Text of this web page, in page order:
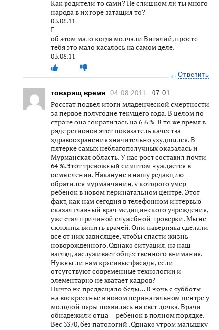
Как родители то сами? Не слишком ли ты много
народа в их горе затащил то?
03.08.11
Г
об этом мало когда молчали Виталий, просто
тебя это мало касалось на самом деле.
03.08.11
Ответить
товарищ время 04.08.2011 07:01
Росстат подвел итоги младенческой смертности
за первое полугодие текущего года. В целом по
стране она сократилась на 6.6 %. В то же время в
ряде регионов этот показатель качества
здравоохранения значительно ухудшился. В
пятерке самых неблагополучных оказалась и
Мурманская область. У нас рост составил почти
64 %.Этот тревожный симптом нуждается в
осмыслении. Накануне в нашу редакцию
обратился мурманчанин, у которого умер
ребенок в новом перинатальном центре. Этот
факт, как нам сегодня в телефонном интервью
сказал главный врач медицинского учреждения,
уже стал причиной служебной проверки. Мы не
склонны винить врачей. Они наверняка сделали
все от них зависящее, чтобы спасти жизнь
новорожденного. Однако ситуация, на наш
взгляд, заслуживает общественного внимания.
Нужны ли нам красивые фасады, если
отсутствуют современные технологии и
элементарно не хватает кадров?
Ничто не предвещало беды… В ночь с субботы
на воскресенье в новом перинатальном центре у
молодой пары появилась на свет дочка. Врачи
обнадежили отца — ребенок в полном порядке.
Вес 3370, без патологий . Однако утром малышку